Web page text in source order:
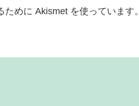
めに Akismet を使っています。